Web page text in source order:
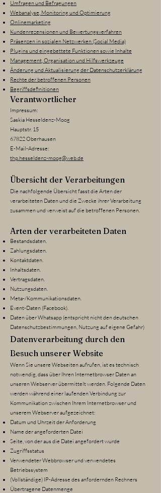
Umfragen und Befragungen
Webanalyse, Monitoring und Optimierung
Onlinemarketing
Kundenrezensionen und Bewertungsverfahren
Präsenzen in sozialen Netzwerken (Social Media)
Plugins und eingebettete Funktionen sowie Inhalte
Management, Organisation und Hilfswerkzeuge
Änderung und Aktualisierung der Datenschutzerklärung
Rechte der betroffenen Personen
Begriffsdefinitionen
Verantwortlicher
Impressum:
Saskia Hesseldenz-Moog
Hauptstr. 15
67822 Oberhausen
E-Mail-Adresse:
thp.hesseldenz-moog@web.de
Übersicht der Verarbeitungen
Die nachfolgende Übersicht fasst die Arten der
verarbeiteten Daten und die Zwecke ihrer Verarbeitung
zusammen und verweist auf die betroffenen Personen.
Arten der verarbeiteten Daten
Bestandsdaten.
Zahlungsdaten.
Kontaktdaten.
Inhaltsdaten.
Vertragsdaten.
Nutzungsdaten.
Meta-/Kommunikationsdaten.
Event-Daten (Facebook).
Daten über Whatsapp (entspricht nicht den deutschen
Datenschutzbestimmungen, Nutzung auf eigene Gefahr)
Datenverarbeitung durch den
Besuch unserer Website
Wenn Sie unsere Webseiten aufrufen, ist es technisch
notwendig, dass über Ihren Internetbrowser Daten an
unseren Webserver übermittelt werden. Folgende Daten
werden während einer laufenden Verbindung zur
Kommunikation zwischen Ihrem Internetbrowser und
unserem Webserver aufgezeichnet:
Datum und Uhrzeit der Anforderung
Name der angeforderten Datei
Seite, von der aus die Datei angefordert wurde
Zugriffsstatus
Verwendeter Webbrowser und verwendetes
Betriebssystem
(Vollständige) IP-Adresse des anfordernden Rechners
Übertragene Datenmenge